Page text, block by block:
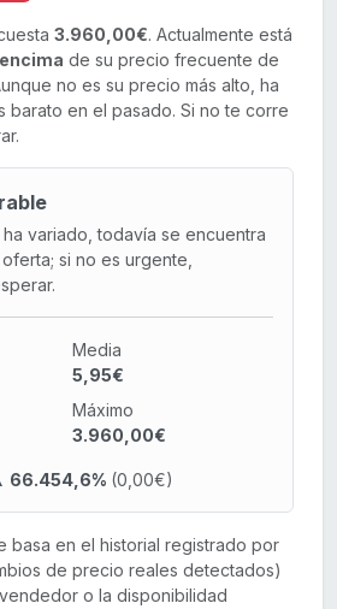
3.960,00€. Actualmente está
de su precio frecuente de
no es su precio más alto, ha
barato en el pasado. Si no te corre
variado, todavía se encuentra
si no es urgente,
Media
5,95€
Máximo
3.960,00€
66.454,6% (0,00€)
basa en el historial registrado por
de precio reales detectados)
o la disponibilidad